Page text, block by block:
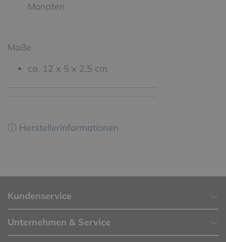
Monaten
Maße
ca. 12 x 5 x 2,5 cm
ⓘ Herstellerinformationen
Kundenservice
Unternehmen & Service